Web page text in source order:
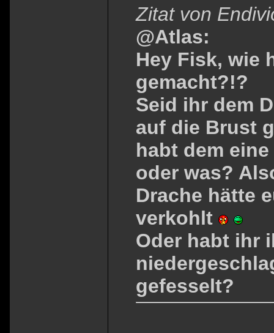
Zitat von
@Atlas:
Hey Fisk, wie
gemacht?!?
Seid ihr dem
auf die Brust
habt dem
oder was?
Drache hätte
verkohlt
Oder habt ihr
gefesselt?